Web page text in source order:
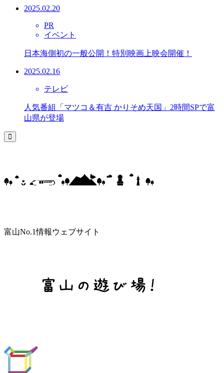
2025.02.20
PR
イベント
日本海側初の一般公開！特別映画上映会開催！
2025.02.16
テレビ
人気番組「マツコ＆有吉 かりそめ天国」2時間SPで富
山県が登場
富山No.1情報ウェブサイト